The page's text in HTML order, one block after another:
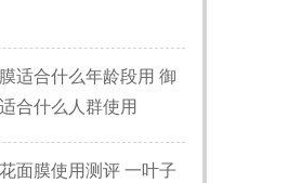
适合什么年龄段用 御
合什么人群使用
面膜使用测评 一叶子